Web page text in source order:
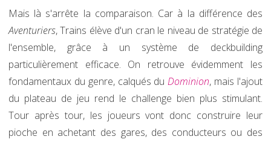
Mais là s'arrête la comparaison. Car à la différence des
Aventuriers, Trains élève d'un cran le niveau de stratégie de
l'ensemble, grâce à un système de deckbuilding
particulièrement efficace. On retrouve évidemment les
fondamentaux du genre, calqués duDominion, mais l'ajout
du plateau de jeu rend le challenge bien plus stimulant.
Tour après tour, les joueurs vont donc construire leur
pioche en achetant des gares, des conducteurs ou des